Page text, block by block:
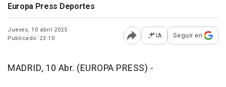
Europa Press Deportes
Jueves, 10 abril 2025
Publicado: 23:10
Abrir opciones para
IA Seguir en
MADRID, 10 Abr. (EUROPA PRESS) -